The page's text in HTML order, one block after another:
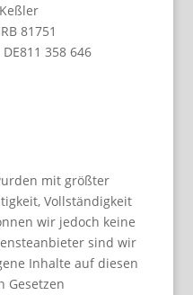
81751
358 646
mit größter
Vollständigkeit
wir jedoch keine
sind wir
Inhalte auf diesen
Gesetzen